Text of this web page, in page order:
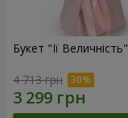
Букет "Її Величність"
4 713 грн